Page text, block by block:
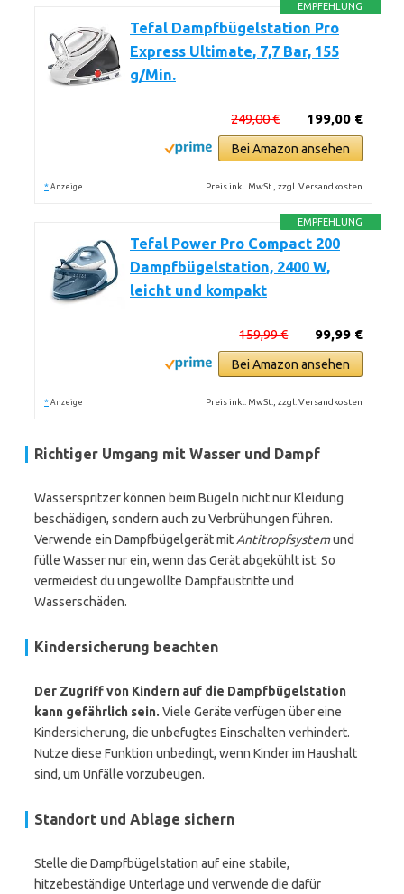
EMPFEHLUNG
Tefal Dampfbügelstation Pro
Express Ultimate, 7,7 Bar, 155
g/Min.
199,00 €
249,00 €
Bei Amazon ansehen
* Anzeige Preis inkl. MwSt., zzgl. Versandkosten
EMPFEHLUNG
Tefal Power Pro Compact 200
Dampfbügelstation, 2400 W,
leicht und kompakt
99,99 €
159,99 €
Bei Amazon ansehen
* Anzeige Preis inkl. MwSt., zzgl. Versandkosten
Richtiger Umgang mit Wasser und Dampf
Wasserspritzer können beim Bügeln nicht nur Kleidung
beschädigen, sondern auch zu Verbrühungen führen.
Verwende ein Dampfbügelgerät mit Antitropfsystemund
fülle Wasser nur ein, wenn das Gerät abgekühlt ist. So
vermeidest du ungewollte Dampfaustritte und
Wasserschäden.
Kindersicherung beachten
Der Zugriff von Kindern auf die Dampfbügelstation
kann gefährlich sein. Viele Geräte verfügen über eine
Kindersicherung, die unbefugtes Einschalten verhindert.
Nutze diese Funktion unbedingt, wenn Kinder im Haushalt
sind, um Unfälle vorzubeugen.
Standort und Ablage sichern
Stelle die Dampfbügelstation auf eine stabile,
hitzebeständige Unterlage und verwende die dafür